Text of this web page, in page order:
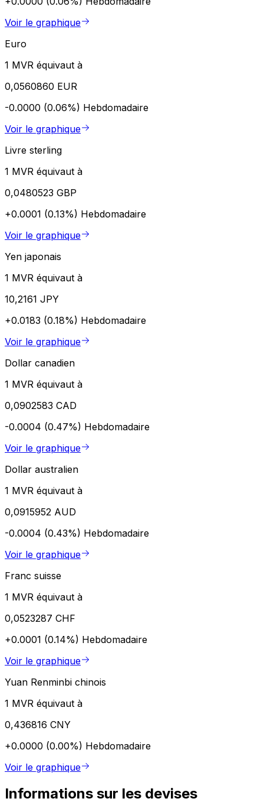
Voir le graphique
Euro
1 MVR équivaut à
0,0560860 EUR
-0.0000 (0.06%) Hebdomadaire
Voir le graphique
Livre sterling
1 MVR équivaut à
0,0480523 GBP
+0.0001 (0.13%) Hebdomadaire
Voir le graphique
Yen japonais
1 MVR équivaut à
10,2161 JPY
+0.0183 (0.18%) Hebdomadaire
Voir le graphique
Dollar canadien
1 MVR équivaut à
0,0902583 CAD
-0.0004 (0.47%) Hebdomadaire
Voir le graphique
Dollar australien
1 MVR équivaut à
0,0915952 AUD
-0.0004 (0.43%) Hebdomadaire
Voir le graphique
Franc suisse
1 MVR équivaut à
0,0523287 CHF
+0.0001 (0.14%) Hebdomadaire
Voir le graphique
Yuan Renminbi chinois
1 MVR équivaut à
0,436816 CNY
+0.0000 (0.00%) Hebdomadaire
Voir le graphique
Informations sur les devises